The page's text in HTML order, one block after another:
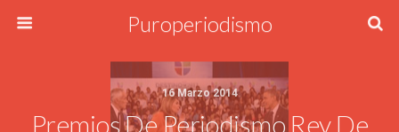
Puroperiodismo
16 Marzo 2014
Premios De Periodismo Rey De